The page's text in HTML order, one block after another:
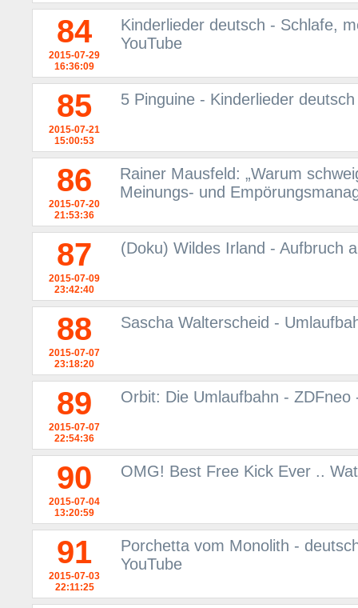
84
2015-07-29
16:36:09
Kinderlieder deutsch - Schlafe,
YouTube
85
2015-07-21
15:00:53
5 Pinguine - Kinderlieder
86
2015-07-20
21:53:36
Rainer Mausfeld: „Warum
Meinungs- und
87
2015-07-09
23:42:40
(Doku) Wildes Irland - Aufbruch
88
2015-07-07
23:18:20
Sascha Walterscheid -
89
2015-07-07
22:54:36
Orbit: Die Umlaufbahn - ZDFneo
90
2015-07-04
13:20:59
OMG! Best Free Kick Ever ..
91
2015-07-03
22:11:25
Porchetta vom Monolith -
YouTube